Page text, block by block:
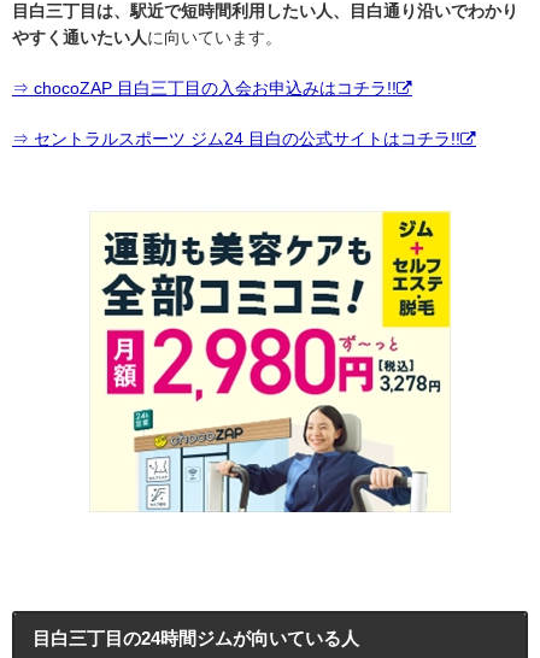
目白三丁目は、駅近で短時間利用したい人、目白通り沿いでわかり
やすく通いたい人に向いています。
⇒ chocoZAP 目白三丁目の入会お申込みはコチラ!!
⇒ セントラルスポーツ ジム24 目白の公式サイトはコチラ!!
目白三丁目の24時間ジムが向いている人